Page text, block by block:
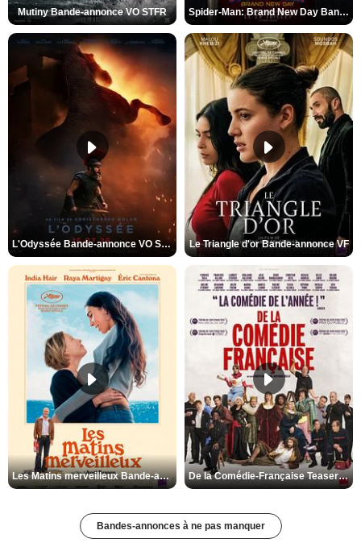
Mutiny Bande-annonce VO STFR Spider-Man: Brand New Day Bande-annonce VO STFR
L'Odyssée Bande-annonce VO STFR Le Triangle d'or Bande-annonce VF
Les Matins merveilleux Bande-annonce VF De la Comédie-Française Teaser VF
Bandes-annonces à ne pas manquer